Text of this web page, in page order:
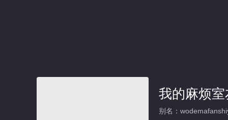
我的麻烦室
别名：